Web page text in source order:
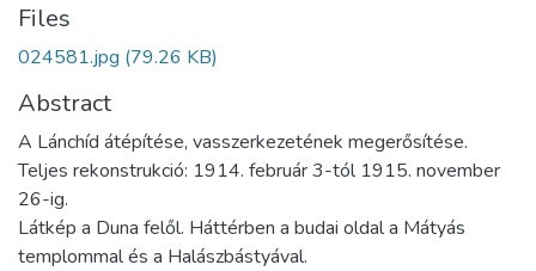
Files
024581.jpg (79.26 KB)
Abstract
A Lánchíd átépítése, vasszerkezetének megerősítése.
Teljes rekonstrukció: 1914. február 3-tól 1915. november
26-ig.
Látkép a Duna felől. Háttérben a budai oldal a Mátyás
templommal és a Halászbástyával.